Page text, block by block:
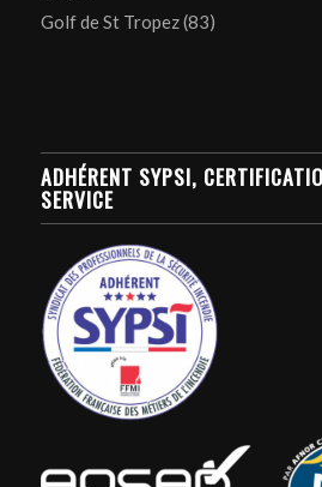
Golf de St Tropez (83)
ADHÉRENT SYPSI,
SERVICE